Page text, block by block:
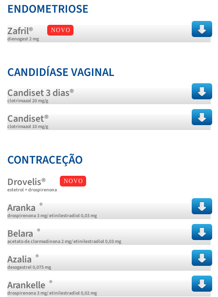
ENDOMETRIOSE
Zafril®
NOVO
dienogest 2 mg
CANDIDÍASE VAGINAL
Candiset 3 dias®
clotrimazol 20 mg/g
Candiset®
clotrimazol 10 mg/g
CONTRACEÇÃO
Drovelis®
NOVO
estetrol + drospirenona
Aranka ®
drospirenona 3 mg/ etinilestradiol 0,03 mg
Belara ®
acetato de clormadinona 2 mg/ etinilestradiol 0,03 mg
Azalia ®
desogestrel 0,075 mg
Arankelle ®
drospirenona 3 mg/ etinilestradiol 0,02 mg